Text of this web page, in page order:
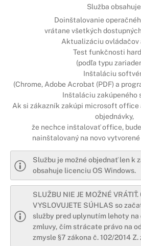
Služba
Doinštalovanie
vrátane všetkých
Aktualizáciu ovládačov
Test funkčnosti
(podľa typu
Inštaláciu
(Chrome, Adobe Acrobat (PDF) a
Inštaláciu zakúpeného
Ak si zákazník zakúpi microsoft office
objednávky,
že nechce inštalovať office,
nainštalovaný na novo
Službu je možné objednať len k
obsahuje licenciu OS Windows.
SLUŽBU NIE JE MOŽNÉ
VYSLOVUJETE SÚHLAS so
služby pred uplynutím lehoty na
zmluvy, čím strácate právo na
zmysle §7 zákona č. 102/2014 Z.